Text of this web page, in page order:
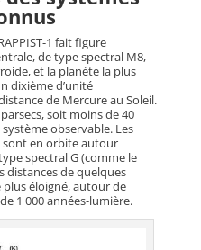
1 fait figure
de type spectral M8,
et la planète la plus
dixième d’unité
de Mercure au Soleil.
soit moins de 40
observable. Les
sont en orbite autour
spectral G (comme le
distances de quelques
plus éloigné, autour de
1 000 années-lumière.